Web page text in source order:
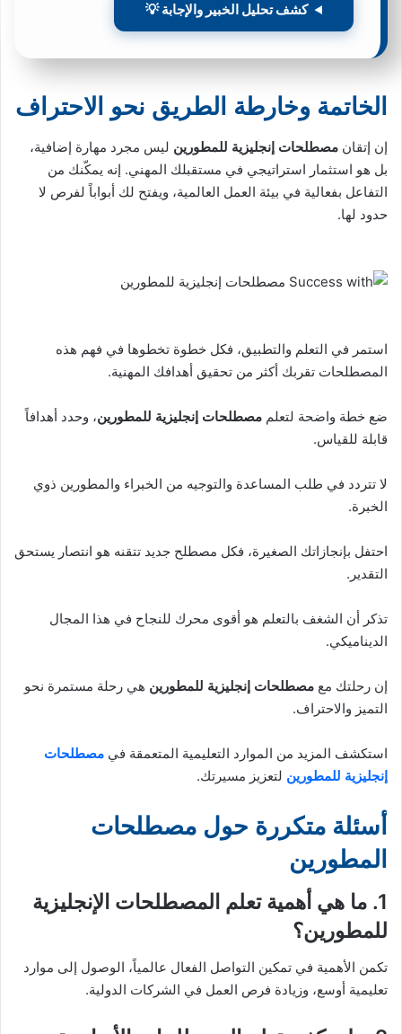
كشف تحليل الخبير والإجابة 💡
الخاتمة وخارطة الطريق نحو الاحتراف
إن إتقان مصطلحات إنجليزية للمطورين ليس مجرد مهارة إضافية،
بل هو استثمار استراتيجي في مستقبلك المهني. إنه يمكّنك من
التفاعل بفعالية في بيئة العمل العالمية، ويفتح لك أبواباً لفرص لا
حدود لها.
استمر في التعلم والتطبيق، فكل خطوة تخطوها في فهم هذه
المصطلحات تقربك أكثر من تحقيق أهدافك المهنية.
ضع خطة واضحة لتعلم مصطلحات إنجليزية للمطورين، وحدد أهدافاً
قابلة للقياس.
لا تتردد في طلب المساعدة والتوجيه من الخبراء والمطورين ذوي
الخبرة.
احتفل بإنجازاتك الصغيرة، فكل مصطلح جديد تتقنه هو انتصار يستحق
التقدير.
تذكر أن الشغف بالتعلم هو أقوى محرك للنجاح في هذا المجال
الديناميكي.
إن رحلتك مع مصطلحات إنجليزية للمطورين هي رحلة مستمرة نحو
التميز والاحتراف.
استكشف المزيد من الموارد التعليمية المتعمقة في مصطلحات
إنجليزية للمطورين لتعزيز مسيرتك.
أسئلة متكررة حول مصطلحات
المطورين
1. ما هي أهمية تعلم المصطلحات الإنجليزية
للمطورين؟
تكمن الأهمية في تمكين التواصل الفعال عالمياً، الوصول إلى موارد
تعليمية أوسع، وزيادة فرص العمل في الشركات الدولية.